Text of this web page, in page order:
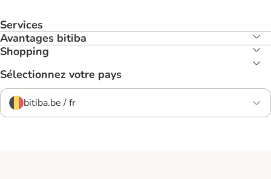
Services
Avantages bitiba
Shopping
Sélectionnez votre pays
bitiba.be / fr